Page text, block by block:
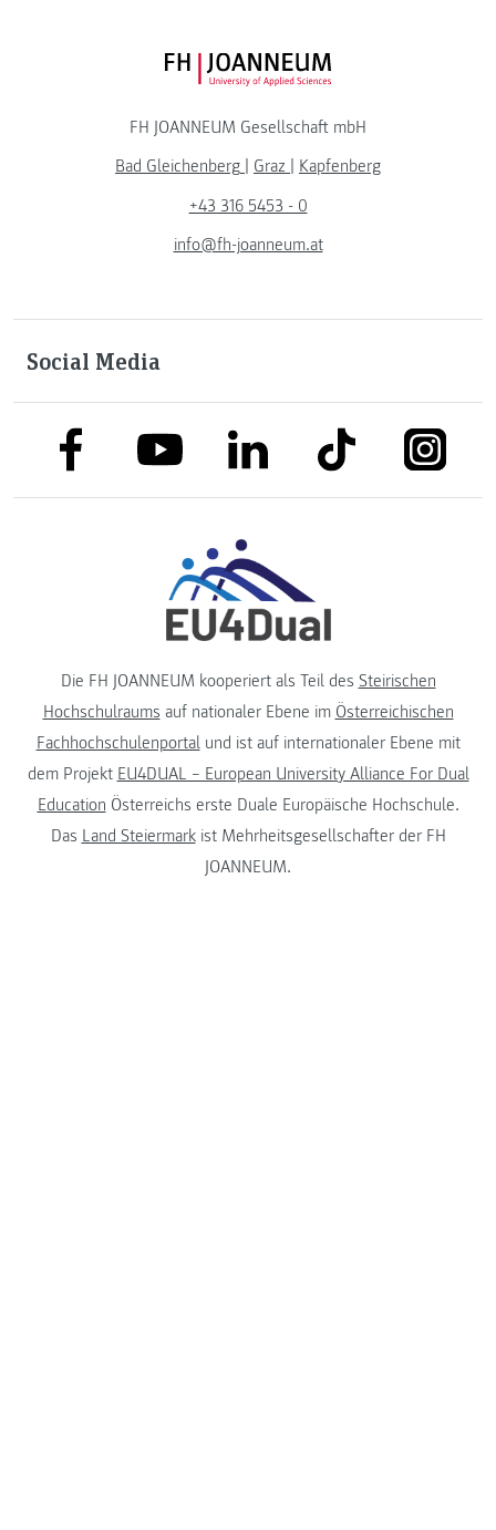
FH JOANNEUM Logo
FH JOANNEUM Gesellschaft mbH
Bad Gleichenberg
Graz
Kapfenberg
+43 316 5453 - 0
info@fh-joanneum.at
Social Media
link to facebooklink to youtubelink to linkedinlink to tiktok
Die FH JOANNEUM kooperiert als Teil des Steirischen
Hochschulraums auf nationaler Ebene im Österreichischen
Fachhochschulenportalund ist auf internationaler Ebene mit
dem Projekt EU4DUAL – European University Alliance For Dual
Education Österreichs erste Duale Europäische Hochschule.
Das Land Steiermarkist Mehrheitsgesellschafter der FH
JOANNEUM.